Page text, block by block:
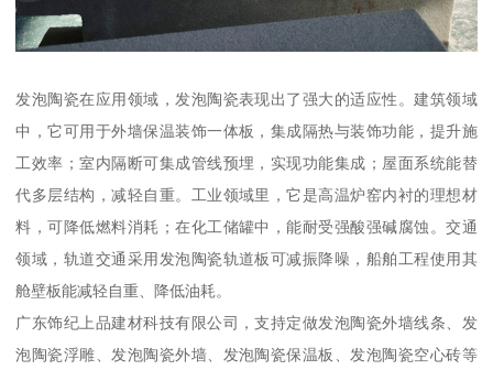
发泡陶瓷在应用领域，发泡陶瓷表现出了强大的适应性。建筑领域
中，它可用于外墙保温装饰一体板，集成隔热与装饰功能，提升施
工效率；室内隔断可集成管线预埋，实现功能集成；屋面系统能替
代多层结构，减轻自重。工业领域里，它是高温炉窑内衬的理想材
料，可降低燃料消耗；在化工储罐中，能耐受强酸强碱腐蚀。交通
领域，轨道交通采用发泡陶瓷轨道板可减振降噪，船舶工程使用其
舱壁板能减轻自重、降低油耗。
广东饰纪上品建材科技有限公司，支持定做发泡陶瓷外墙线条、发
泡陶瓷浮雕、发泡陶瓷外墙、发泡陶瓷保温板、发泡陶瓷空心砖等